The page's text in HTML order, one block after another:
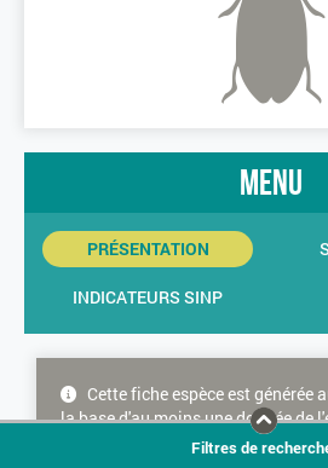
menu
PRÉSENTATION
INDICATEURS SINP
Cette fiche espèce est générée
la base d'au moins une donnée de
dans le SINP. Cette espèce ne
Filtres de